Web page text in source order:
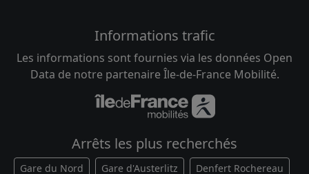
Informations trafic
Les informations sont fournies via les données Open
Data de notre partenaire Île-de-France Mobilité.
Arrêts les plus recherchés
Gare du Nord Gare d'Austerlitz Denfert Rochereau